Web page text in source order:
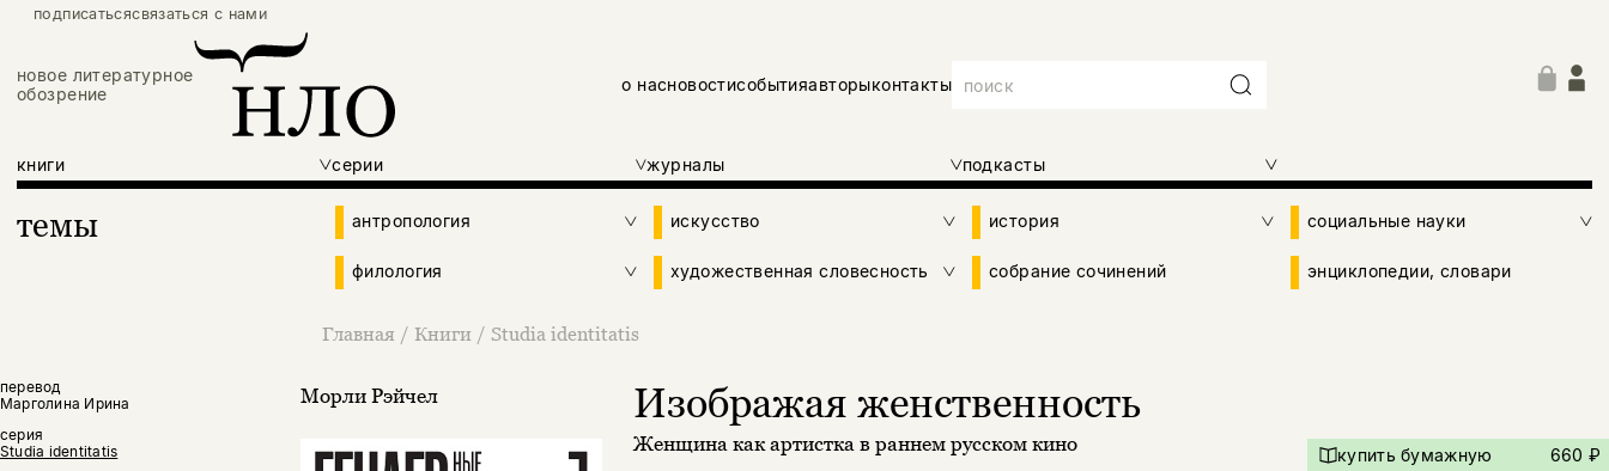
подписатьсясвязаться с нами
новое литературное
обозрение
о насновостисобытияавторыконтакты
книги серии журналы подкасты
темы антропология искусство история социальные науки
филология художественная словесность собрание сочинений энциклопедии, словари
Главная / Книги / Studia identitatis
перевод
Марголина Ирина
серия
Studia identitatis
Морли Рэйчел Изображая женственность
Женщина как артистка в раннем русском кино купить бумажную
660 ₽